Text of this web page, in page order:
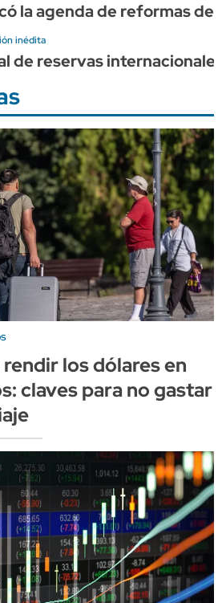
la agenda de reformas
inédita
de reservas
los dólares en
claves para no gastar